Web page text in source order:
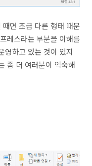
면 조금 다른 형태 때문
레스라는 부분을 이해를
영하고 있는 것이 있지
좀 더 여러분이 익숙해